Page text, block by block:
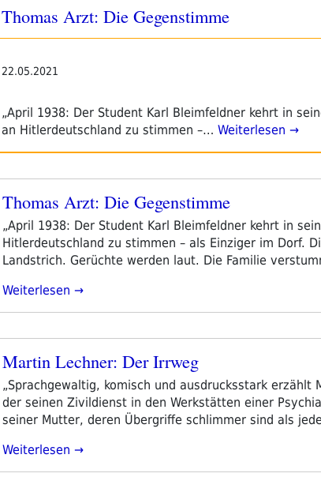
Thomas Arzt: Die Gegenstimme
22.05.2021
„April 1938: Der Student Karl Bleimfeldner kehrt in
an Hitlerdeutschland zu stimmen –… Weiterlesen →
Veröffentlicht
Thomas Arzt: Die Gegenstimme
„April 1938: Der Student Karl Bleimfeldner kehrt in
Hitlerdeutschland zu stimmen – als Einziger im Dorf.
Landstrich. Gerüchte werden laut. Die Familie
„Thomas
Gegenstimme“
Weiterlesen
Veröffentlicht
Martin Lechner: Der Irrweg
„Sprachgewaltig, komisch und ausdrucksstark
der seinen Zivildienst in den Werkstätten einer
seiner Mutter, deren Übergriffe schlimmer sind als
„Martin
Weiterlesen